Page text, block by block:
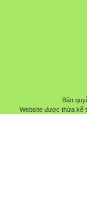
Bản
Website được thừa kế